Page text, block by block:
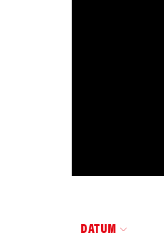
DATUM